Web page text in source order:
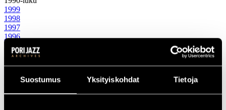
Suostumus Yksityiskohdat Tietoja
1999
1998
1997
1996
1995
1994
1993